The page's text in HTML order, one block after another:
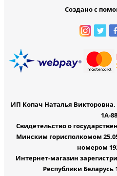
Создано с
ИП Копач Наталья Викторовна,
1А-88
Свидетельство о
Минским горисполкомом
номером
Интернет-магазин
Республики Беларусь